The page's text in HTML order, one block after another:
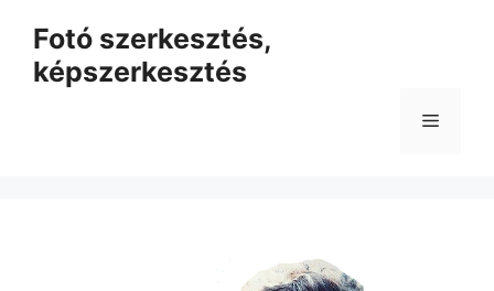
tartalomba
Fotó szerkesztés,
képszerkesztés
Menü